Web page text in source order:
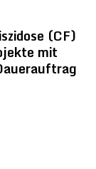
(CF)
mit